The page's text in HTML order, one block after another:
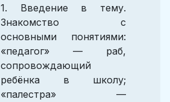
1. Введение в тему.
Знакомство с
основными понятиями:
«педагог» — раб,
сопровождающий
ребёнка в школу;
«палестра» —